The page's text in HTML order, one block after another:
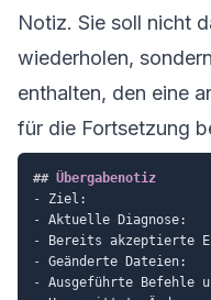
Notiz. Sie soll nicht
wiederholen,
enthalten, den eine
für die Fortsetzung
## Übergabenotiz
-
-
-
-
-